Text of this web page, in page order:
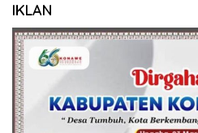
IKLAN